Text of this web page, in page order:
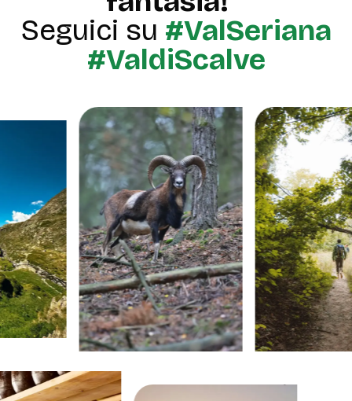
Seguici su #ValSeriana
#ValdiScalve